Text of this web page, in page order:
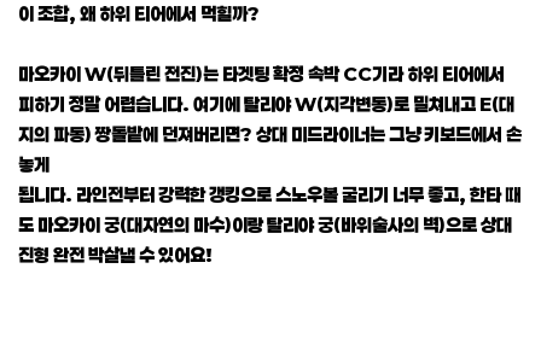
이 조합, 왜 하위 티어에서 먹힐까?
마오카이 W(뒤틀린 전진)는 타겟팅 확정 속박 CC기라 하위 티어에서
피하기 정말 어렵습니다. 여기에 탈리야 W(지각변동)로 밀쳐내고 E(대
지의 파동) 짱돌밭에 던져버리면? 상대 미드라이너는 그냥 키보드에서 손
놓게
됩니다. 라인전부터 강력한 갱킹으로 스노우볼 굴리기 너무 좋고, 한타 때
도 마오카이 궁(대자연의 마수)이랑 탈리야 궁(바위술사의 벽)으로 상대
진형 완전 박살낼 수 있어요!